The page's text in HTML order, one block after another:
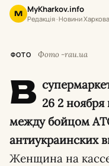
M MyKharkov.info
Редакція · Новини Харкова
ФОТО Фото -rau.ua
В 26 2
между бойцом
антиукраинских
Женщина на